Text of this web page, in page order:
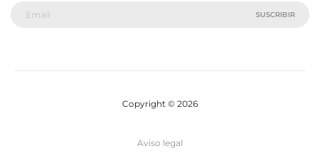
Copyright © 2026
Aviso legal